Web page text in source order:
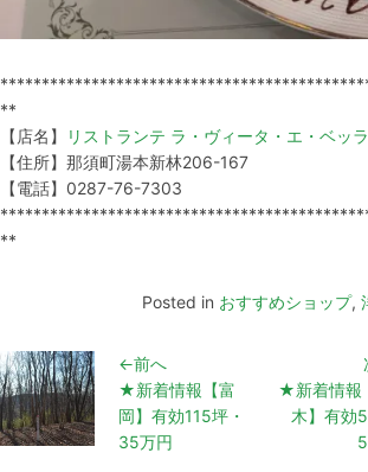
**
【店名】
リストランテ ラ・ヴィータ・エ・ベッラ
【住所】那須町湯本新林206-167
【電話】0287-76-7303
**
Posted in おすすめショップ,
←前へ
★新着情報【富
岡】有効115坪・
35万円
★新着情報
木】有効